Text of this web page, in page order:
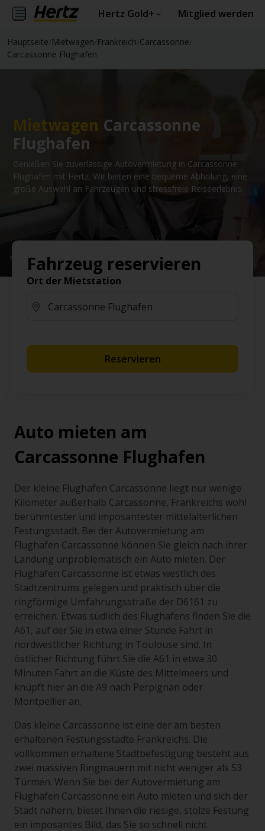
Hertz Gold+ Mitglied werden
Hauptseite Mietwagen Frankreich Carcassonne
Carcassonne Flughafen
Mietwagen Carcassonne
Flughafen
Genießen Sie zuverlässige Autovermietung in Carcassonne
Flughafen mit Hertz. Wir bieten eine bequeme Abholung, eine
große Auswahl an Fahrzeugen und stressfreie Reiseerlebnis.
Fahrzeug reservieren
Ort der Mietstation
Reservieren
Auto mieten am
Carcassonne Flughafen
Der kleine Flughafen Carcassonne liegt nur wenige
Kilometer außerhalb Carcassonne, Frankreichs wohl
berühmtester und imposantester mittelalterlichen
Festungsstadt. Bei der Autovermietung am
Flughafen Carcassonne können Sie gleich nach ihrer
Landung unproblematisch ein Auto mieten. Der
Flughafen Carcassonne ist etwas westlich des
Stadtzentrums gelegen und praktisch über die
ringförmige Umfahrungsstraße der D6161 zu
erreichen. Etwas südlich des Flughafens finden Sie die
A61, auf der Sie in etwa einer Stunde Fahrt in
nordwestlicher Richtung in Toulouse sind. In
östlicher Richtung führt Sie die A61 in etwa 30
Minuten Fahrt an die Küste des Mittelmeers und
knüpft hier an die A9 nach Perpignan oder
Montpellier an.
Das kleine Carcassonne ist eine der am besten
erhaltenen Festungsstädte Frankreichs. Die
vollkommen erhaltene Stadtbefestigung besteht aus
zwei massiven Ringmauern mit nicht weniger als 53
Türmen. Wenn Sie bei der Autovermietung am
Flughafen Carcassonne ein Auto mieten und sich der
Stadt nähern, bietet Ihnen die riesige, stolze Festung
ein imposantes Bild, das Sie so schnell nicht